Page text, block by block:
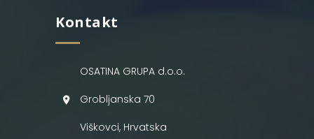
Kontakt
OSATINA GRUPA d.o.o.
Grobljanska 70
Viškovci, Hrvatska